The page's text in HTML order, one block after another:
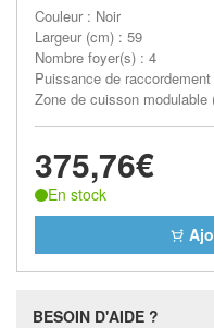
Couleur : Noir
Largeur (cm) : 59
Nombre foyer(s) : 4
Puissance de
Zone de cuisson modulable
375,76€
En stock
BESOIN D'AIDE ?